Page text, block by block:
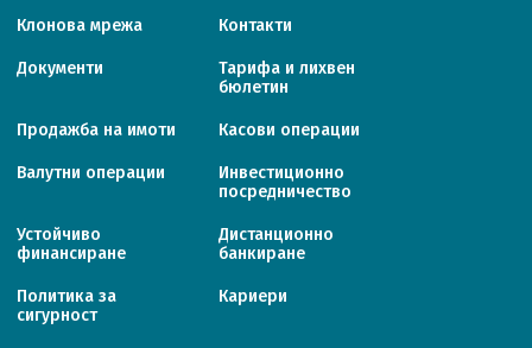
Клонова мрежа Контакти
Документи
Тарифa и лихвен
бюлетин
Продажба на имоти Касови операции
Валутни операции
Инвестиционно
посредничество
Устойчиво
финансиране
Дистанционно
банкиране
Политика за
сигурност
Кариери